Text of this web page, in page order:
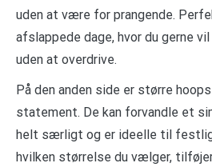
uden at være for prangende.
afslappede dage, hvor du gerne
uden at overdrive.
På den anden side er større
statement. De kan forvandle et
helt særligt og er ideelle til
hvilken størrelse du vælger,